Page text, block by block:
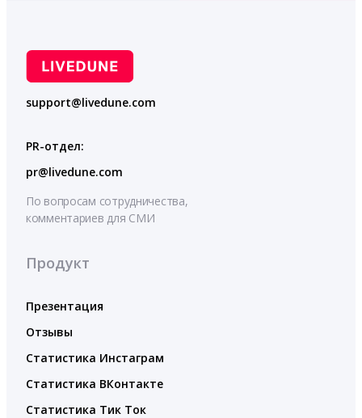
support@livedune.com
PR-отдел:
pr@livedune.com
По вопросам сотрудничества,
комментариев для СМИ
Продукт
Презентация
Отзывы
Статистика Инстаграм
Статистика ВКонтакте
Статистика Тик Ток